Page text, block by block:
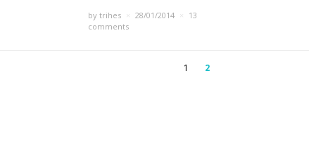
by trihes 28/01/2014
13
comments
1 2